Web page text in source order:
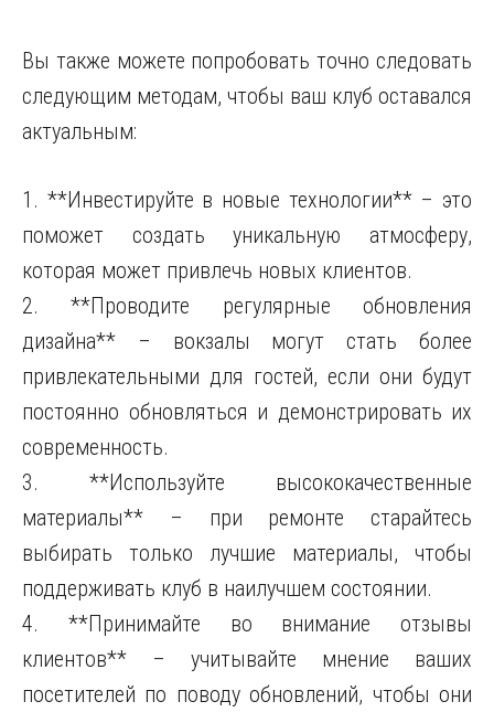
Вы также можете попробовать точно следовать
следующим методам, чтобы ваш клуб оставался
актуальным:
1. **Инвестируйте в новые технологии** – это
поможет создать уникальную атмосферу,
которая может привлечь новых клиентов.
2. **Проводите регулярные обновления
дизайна** – вокзалы могут стать более
привлекательными для гостей, если они будут
постоянно обновляться и демонстрировать их
современность.
3. **Используйте высококачественные
материалы** – при ремонте старайтесь
выбирать только лучшие материалы, чтобы
поддерживать клуб в наилучшем состоянии.
4. **Принимайте во внимание отзывы
клиентов** – учитывайте мнение ваших
посетителей по поводу обновлений, чтобы они